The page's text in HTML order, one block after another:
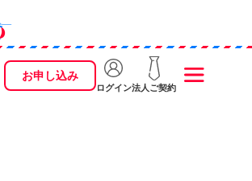
お申し込み
ログイン法人ご契約